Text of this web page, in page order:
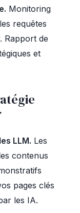
Monitoring
requêtes
Rapport de
et
LLM. Les
contenus
pages clés
les IA.